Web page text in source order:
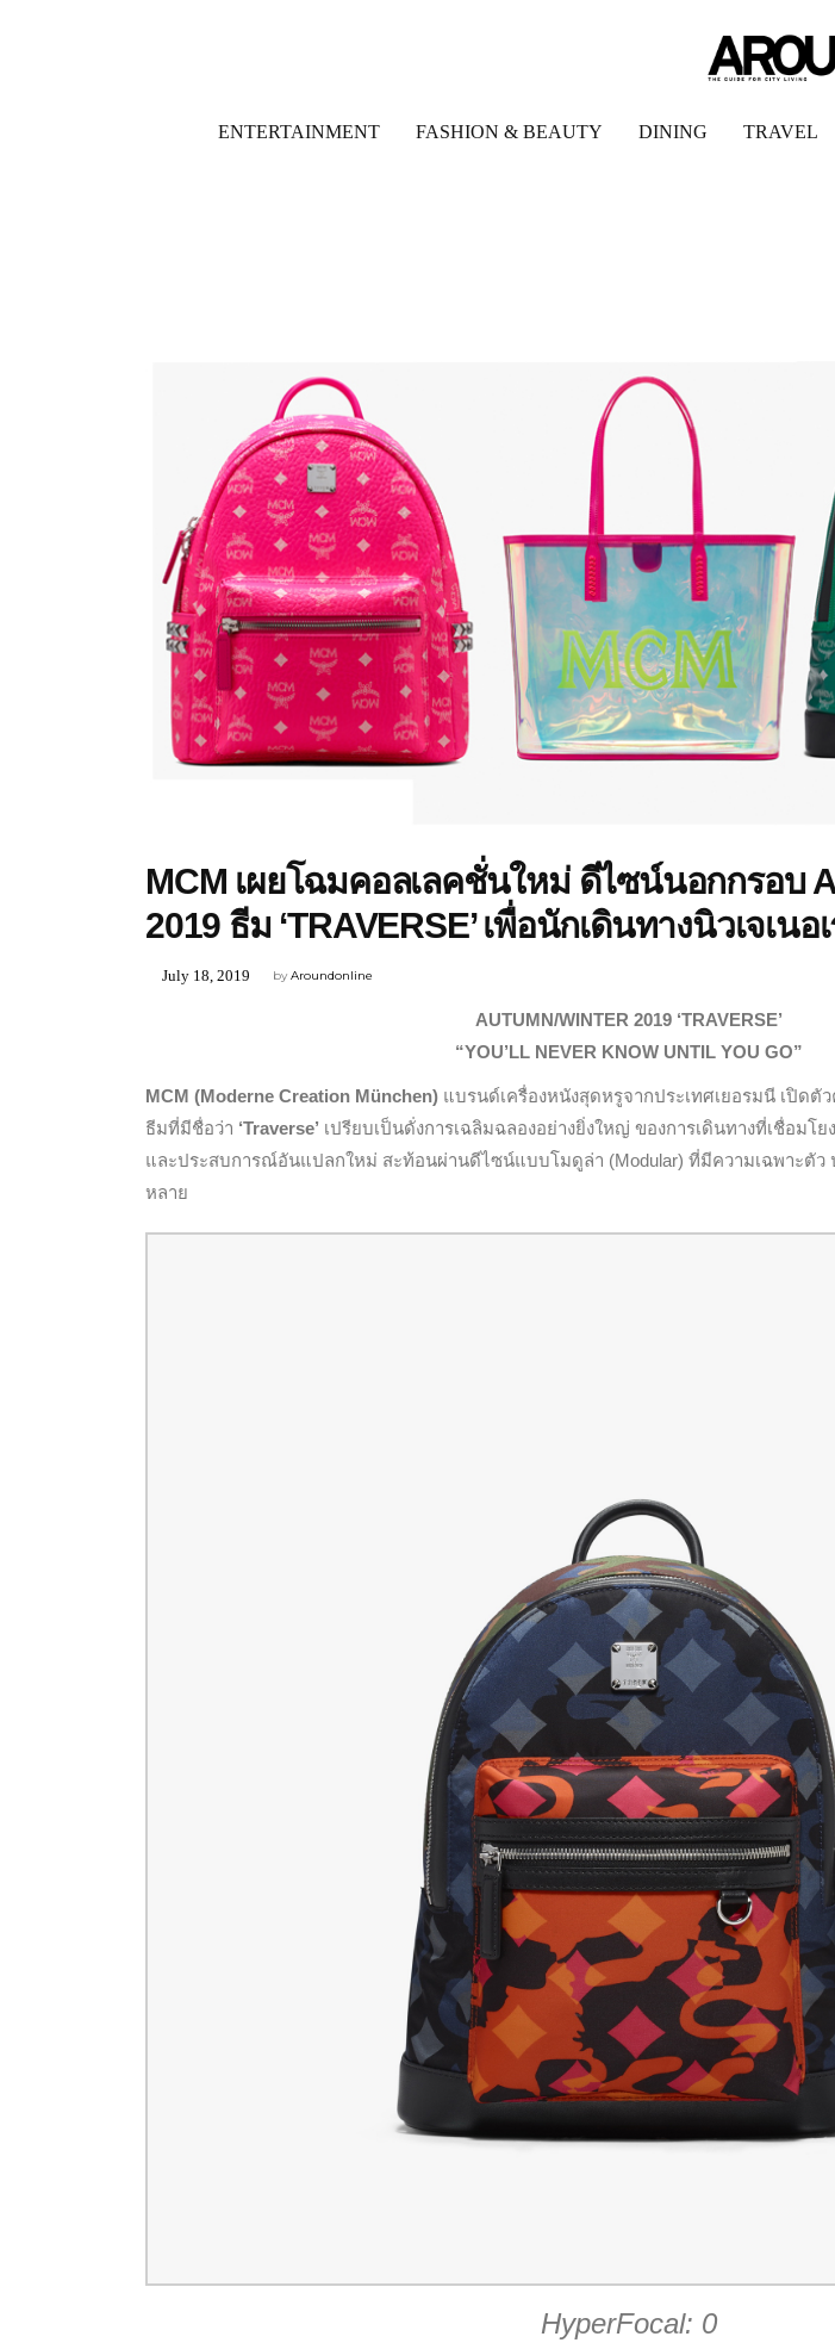
ENTERTAINMENT FASHION & BEAUTY DINING TRAVEL
MCM เผยโฉมคอลเลคชั่นใหม่ ดีไซน์นอกกรอบ
2019 ธีม ‘TRAVERSE’ เพื่อนักเดินทางนิวเจเนอ
byAroundonline
July 18, 2019
AUTUMN/WINTER 2019 ‘TRAVERSE’
“YOU’LL NEVER KNOW UNTIL YOU GO”
MCM (Moderne Creation München) แบรนด์เครื่องหนังสุดหรูจากประเทศเยอรมนี เปิดตั
ธีมที่มีชื่อว่า ‘Traverse’ เปรียบเป็นดั่งการเฉลิมฉลองอย่างยิ่งใหญ่ ของการเดินทางที่เชื่อมโ
และประสบการณ์อันแปลกใหม่ สะท้อนผ่านดีไซน์แบบโมดูล่า (Modular) ที่มีความเฉพาะตัว
หลาย
HyperFocal: 0